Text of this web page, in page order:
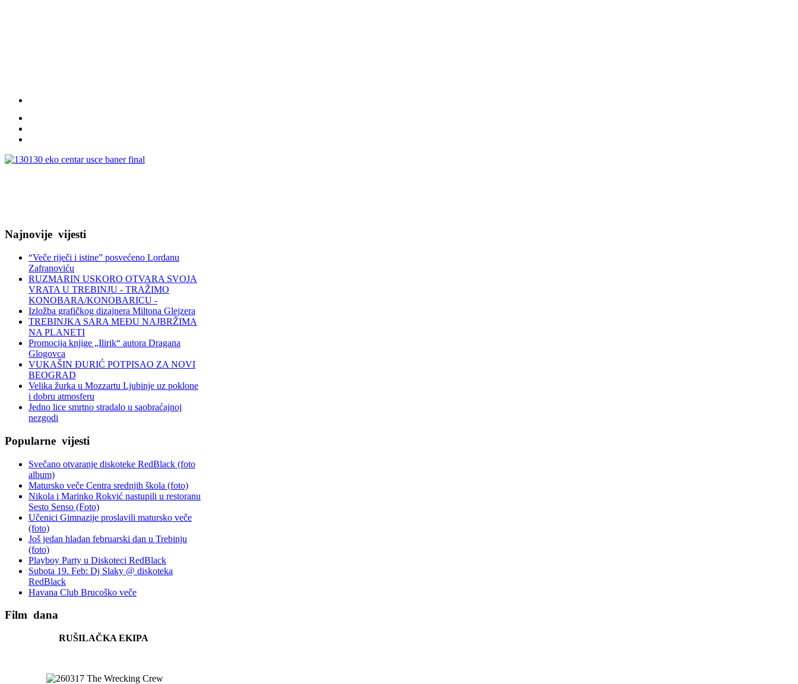
Najnovije vijesti
“Veče riječi i istine” posvećeno Lordanu
Zafranoviću
RUZMARIN USKORO OTVARA SVOJA
VRATA U TREBINJU - TRAŽIMO
KONOBARA/KONOBARICU -
Izložba grafičkog dizajnera Miltona Glejzera
TREBINЈKA SARA MEĐU NAJBRŽIMA
NA PLANETI
Promocija knjige „Ilirik“ autora Dragana
Glogovca
VUKAŠIN ĐURIĆ POTPISAO ZA NOVI
BEOGRAD
Velika žurka u Mozzartu Ljubinje uz poklone
i dobru atmosferu
Jedno lice smrtno stradalo u saobraćajnoj
nezgodi
Popularne vijesti
Svečano otvaranje diskoteke RedBlack (foto
album)
Matursko veče Centra srednjih škola (foto)
Nikola i Marinko Rokvić nastupili u restoranu
Sesto Senso (Foto)
Učenici Gimnazije proslavili matursko veče
(foto)
Još jedan hladan februarski dan u Trebinju
(foto)
Playboy Party u Diskoteci RedBlack
Subota 19. Feb: Dj Slaky @ diskoteka
RedBlack
Havana Club Brucoško veče
Film dana
RUŠILAČKA EKIPA